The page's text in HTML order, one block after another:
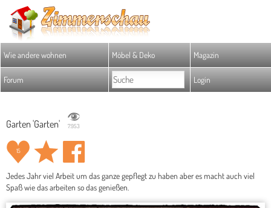
Wie andere wohnen Möbel & Deko Magazin
Forum Login
Garten 'Garten' 7.953
15
Jedes Jahr viel Arbeit um das ganze gepflegt zu haben aber es macht auch viel
Spaß wie das arbeiten so das genießen.